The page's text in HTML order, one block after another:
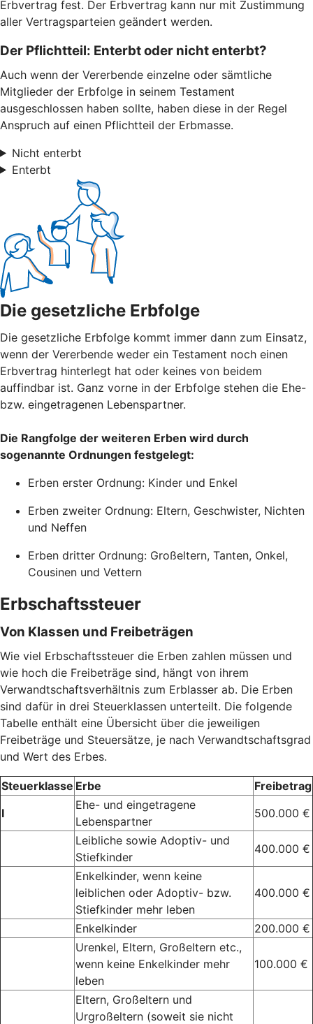
Erbvertrag fest. Der Erbvertrag kann nur mit Zustimmung
aller Vertragsparteien geändert werden.
Der Pflichtteil: Enterbt oder nicht enterbt?
Auch wenn der Vererbende einzelne oder sämtliche
Mitglieder der Erbfolge in seinem Testament
ausgeschlossen haben sollte, haben diese in der Regel
Anspruch auf einen Pflichtteil der Erbmasse.
Nicht enterbt
Enterbt
Die gesetzliche Erbfolge
Die gesetzliche Erbfolge kommt immer dann zum Einsatz,
wenn der Vererbende weder ein Testament noch einen
Erbvertrag hinterlegt hat oder keines von beidem
auffindbar ist. Ganz vorne in der Erbfolge stehen die Ehe-
bzw. eingetragenen Lebenspartner.
Die Rangfolge der weiteren Erben wird durch
sogenannte Ordnungen festgelegt:
Erben erster Ordnung: Kinder und Enkel
Erben zweiter Ordnung: Eltern, Geschwister, Nichten
und Neffen
Erben dritter Ordnung: Großeltern, Tanten, Onkel,
Cousinen und Vettern
Erbschaftssteuer
Von Klassen und Freibeträgen
Wie viel Erbschaftssteuer die Erben zahlen müssen und
wie hoch die Freibeträge sind, hängt von ihrem
Verwandtschaftsverhältnis zum Erblasser ab. Die Erben
sind dafür in drei Steuerklassen unterteilt. Die folgende
Tabelle enthält eine Übersicht über die jeweiligen
Freibeträge und Steuersätze, je nach Verwandtschaftsgrad
und Wert des Erbes.
Steuerklasse Erbe
Freibetrag
I
Ehe- und eingetragene
Lebenspartner
500.000 €
Leibliche sowie Adoptiv- und
Stiefkinder
400.000 €
Enkelkinder, wenn keine
leiblichen oder Adoptiv- bzw.
Stiefkinder mehr leben
400.000 €
Enkelkinder
200.000 €
Urenkel, Eltern, Großeltern etc.,
wenn keine Enkelkinder mehr
leben
100.000 €
Eltern, Großeltern und
Urgroßeltern (soweit sie nicht